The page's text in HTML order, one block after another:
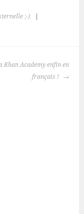
;-)
Khan Academy enfin en
français !